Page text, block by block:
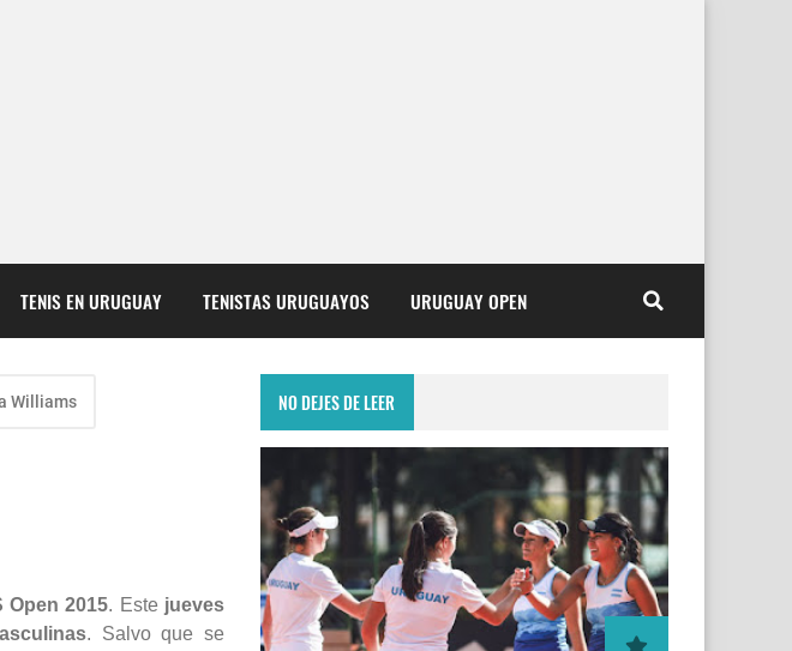
TENIS EN URUGUAY TENISTAS URUGUAYOS URUGUAY OPEN
Williams
2015. Este jueves
. Salvo que se
NO DEJES DE LEER